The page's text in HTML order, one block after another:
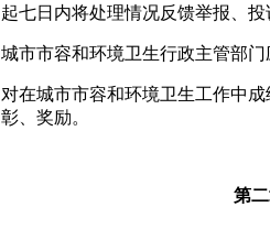
起七日内将处理情况反馈举报、投
城市市容和环境卫生行政主管部
对在城市市容和环境卫生工作中
彰、奖励。
第